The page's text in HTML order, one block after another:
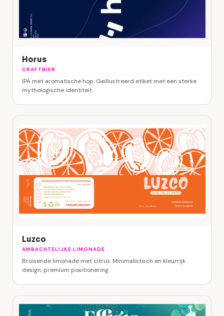
Horus
CRAFTBIER
IPA met aromatische hop. Geïllustreerd etiket met een sterke
mythologische identiteit.
Luzco
AMBACHTELIJKE LIMONADE
Bruisende limonade met citrus. Minimalistisch en kleurrijk
design, premium positionering.